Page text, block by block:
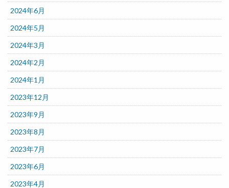
2024年6月
2024年5月
2024年3月
2024年2月
2024年1月
2023年12月
2023年9月
2023年8月
2023年7月
2023年6月
2023年4月